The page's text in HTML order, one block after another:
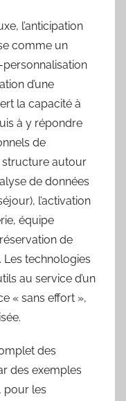
l’anticipation
comme un
personnalisation
d’une
la capacité à
à y répondre
de
structure autour
de données
l’activation
équipe
de
Les technologies
au service d’un
« sans effort »,
des
des exemples
pour les